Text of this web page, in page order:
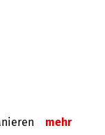
mehr